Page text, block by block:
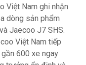
Việt Nam ghi nhận
dòng sản phẩm
Jaecoo J7 SHS.
Việt Nam tiếp
600 xe ngay